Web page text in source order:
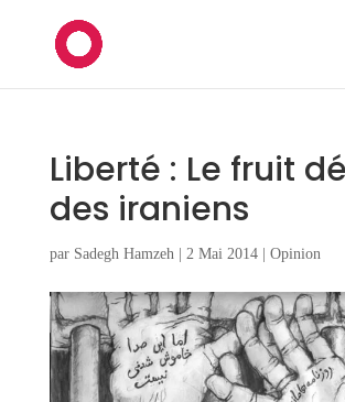
Liberté : Le fruit
des iraniens
par Sadegh Hamzeh| 2 Mai 2014| Opinion